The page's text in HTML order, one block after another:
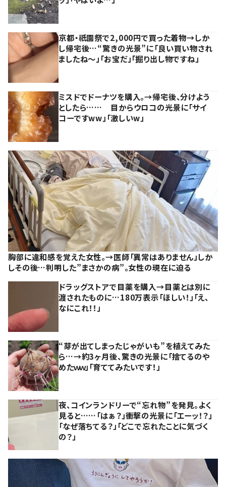
京都・祇園祭で2,000円で買った着物→しか
し帰宅後…“驚きの光景”に「良い買い物され
ましたね～」「お宝だ」「掘り出し物ですね」
ミスドでドーナツを購入。→帰宅後、分けよう
としたら…… 目からウロコの光景に「サイ
コーですww」「激しいw」
胸部に違和感を覚えた女性。→医師「異常はありません」しか
しその後…判明した”まさかの病”。女性の現在に迫る
ドラッグストアで目薬を購入→目薬とは別に
渡されたものに…180万表示「ほしい！」「え、
なにこれ！！」
“芽が出てしまったじゃがいも”を植えてみた
ら…→約3ヶ月後、驚きの光景に「捨てるのや
めたｗｗ」「育ててみたいです！」
夜、コインランドリーで“忘れ物”を発見。よく
見ると……「はぁ？」衝撃の光景に「エーッ！？」
「なぜ落ちてる？」「どこで忘れたことに気づく
の？」